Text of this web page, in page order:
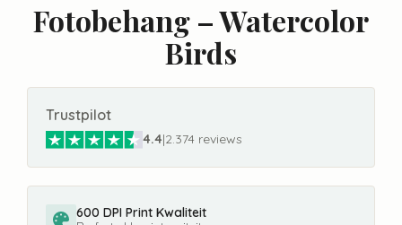
Fotobehang – Watercolor
Birds
Trustpilot
4.4|2.374 reviews
600 DPI Print Kwaliteit